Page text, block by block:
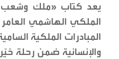
يعد كتاب «ملك وشعب»
الملكي الهاشمي العامر
المبادرات الملكية
والإنسانية ضمن رحلة